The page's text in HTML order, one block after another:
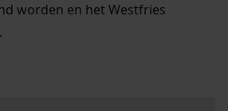
worden en het Westfries
uw zoekopdracht te